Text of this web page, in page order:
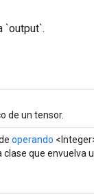
`output`.
de un tensor.
operando
que envuelva